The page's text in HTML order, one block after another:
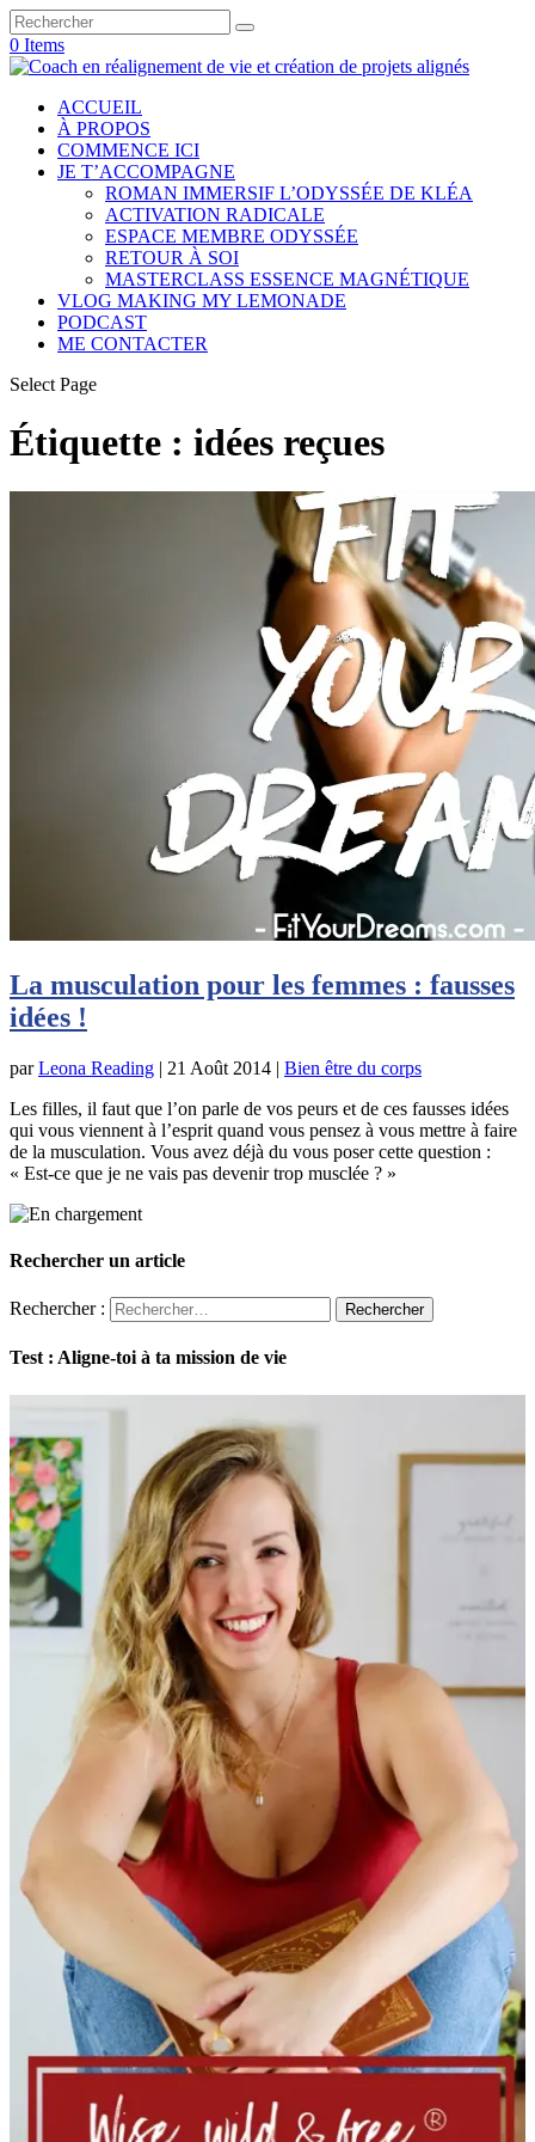
0 Items
ACCUEIL
À PROPOS
COMMENCE ICI
JE T’ACCOMPAGNE
ROMAN IMMERSIF L’ODYSSÉE DE KLÉA
ACTIVATION RADICALE
ESPACE MEMBRE ODYSSÉE
RETOUR À SOI
MASTERCLASS ESSENCE MAGNÉTIQUE
VLOG MAKING MY LEMONADE
PODCAST
ME CONTACTER
Select Page
Étiquette : idées reçues
La musculation pour les femmes : fausses
idées !
parLeona Reading | 21 Août 2014 | Bien être du corps
Les filles, il faut que l’on parle de vos peurs et de ces fausses idées
qui vous viennent à l’esprit quand vous pensez à vous mettre à faire
de la musculation. Vous avez déjà du vous poser cette question :
« Est-ce que je ne vais pas devenir trop musclée ? »
Rechercher un article
Rechercher :
Test : Aligne-toi à ta mission de vie